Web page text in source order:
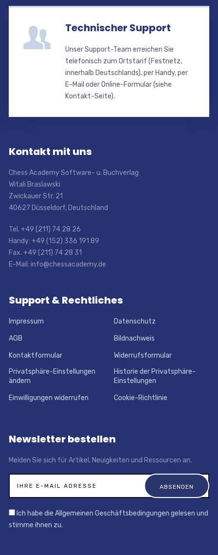
Technischer Support
Unser Support-Team erreichen Sie
telefonisch zum Ortstarif (Festnetz,
innerhalb Deutschlands), per Handy, per
E-Mail oder Online-Formular (siehe
Kontakt-Seite).
Kontakt mit uns
Chess Academy Software- u. Buchverlag
Witali Braslawski
Zwickauer Str. 21
40627 Düsseldorf, Deutschland
Tel. +49 (211) 74 28 26
Handy: +49 (152) 336 191 89
Fax. +49 (211) 74 28 31
E-Mail: info@chessacademy.de
Support & Rechtliches
Impressum Datenschutz
AGB Bildnachweis
Kontaktformular
Widerrufsformular
Privatsphäre-Einstellungen
ändern
Historie der Privatsphäre-
Einstellungen
Einwilligungen widerrufen Cookie-Richtlinie
Newsletter bestellen
Melden Sie sich für Artikel, Neuigkeiten und Ressourcen an.
Ich habe die Allgemeinen Geschäftsbedingungen gelesen und
stimme ihnen zu.